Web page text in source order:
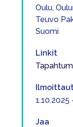
Oulu,
Teuvo
Suomi
Linkit
1.10.2025
Jaa